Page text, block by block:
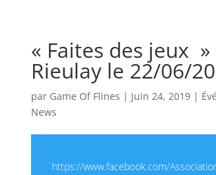
« Faites des jeux »
Rieulay le 22/06/
par Game Of Flines | Juin 24, 2019|
News
https://www.facebook.com/